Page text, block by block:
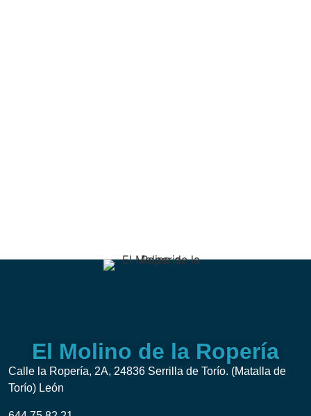
El Molino de la Ropería
Calle la Ropería, 2A, 24836 Serrilla de Torío. (Matalla de
Torío) León